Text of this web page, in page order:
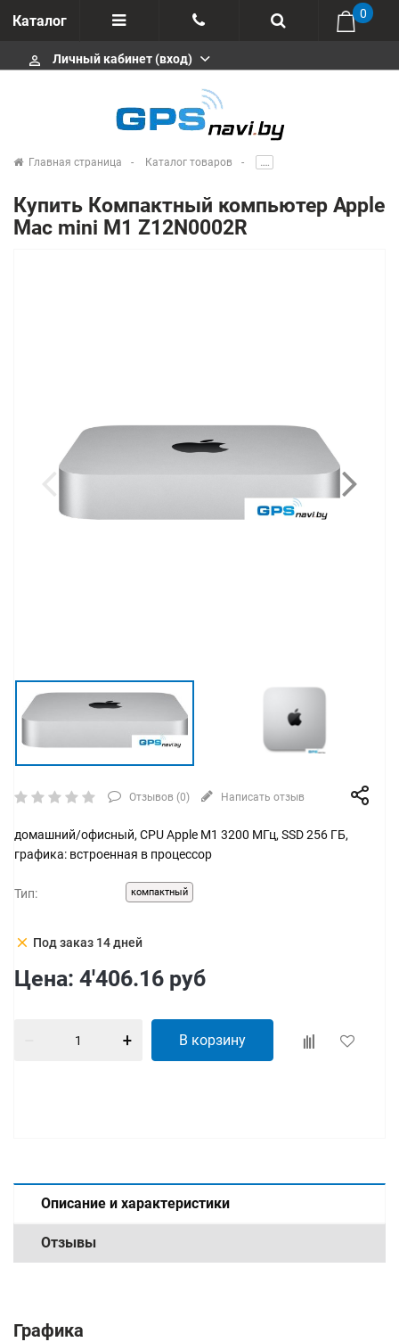
Каталог
Отзывы
+375 291646666
msa333
info@gpsnavi.by
0
perm_identity Личный кабинет (вход)
Главная страница Каталог товаров .....
Купить Компактный компьютер Apple
Mac mini M1 Z12N0002R
Отзывов (0) Написать отзыв
домашний/офисный, CPU Apple M1 3200 МГц, SSD 256 ГБ,
графика: встроенная в процессор
Тип: компактный
clear Под заказ 14 дней
Цена: 4'406.16 руб
В корзину
Описание и характеристики
Отзывы
Графика